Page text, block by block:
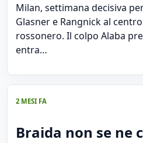
Milan, settimana decisiva
Glasner e Rangnick al
rossonero. Il colpo Alaba
entra…
2 MESI FA
Braida non se ne